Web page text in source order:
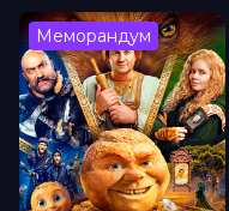
Меморандум